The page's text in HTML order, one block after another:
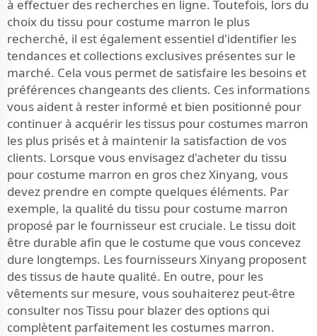
à effectuer des recherches en ligne. Toutefois, lors du
choix du tissu pour costume marron le plus
recherché, il est également essentiel d'identifier les
tendances et collections exclusives présentes sur le
marché. Cela vous permet de satisfaire les besoins et
préférences changeants des clients. Ces informations
vous aident à rester informé et bien positionné pour
continuer à acquérir les tissus pour costumes marron
les plus prisés et à maintenir la satisfaction de vos
clients. Lorsque vous envisagez d'acheter du tissu
pour costume marron en gros chez Xinyang, vous
devez prendre en compte quelques éléments. Par
exemple, la qualité du tissu pour costume marron
proposé par le fournisseur est cruciale. Le tissu doit
être durable afin que le costume que vous concevez
dure longtemps. Les fournisseurs Xinyang proposent
des tissus de haute qualité. En outre, pour les
vêtements sur mesure, vous souhaiterez peut-être
consulter nosTissu pour blazer des options qui
complètent parfaitement les costumes marron.